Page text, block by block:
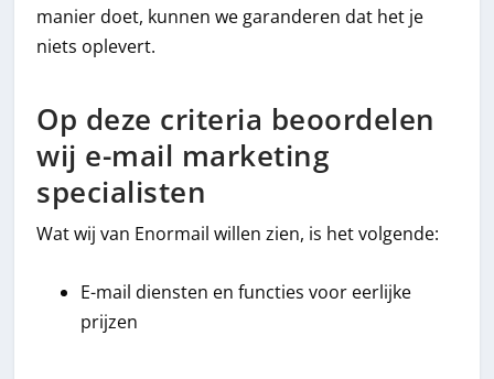
manier doet, kunnen we garanderen dat het je
niets oplevert.
Op deze criteria beoordelen
wij e-mail marketing
specialisten
Wat wij van Enormail willen zien, is het volgende:
E-mail diensten en functies voor eerlijke
prijzen